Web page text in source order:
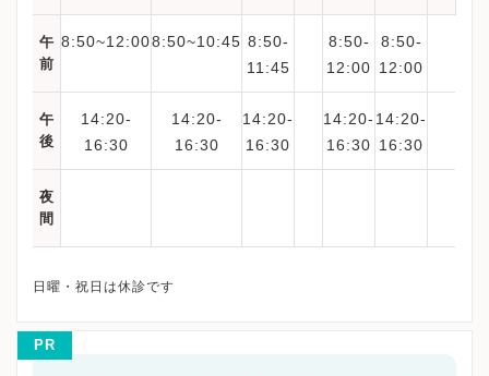
午
前
8:50~12:008:50~10:45 8:50-
11:45
8:50-
12:00
8:50-
12:00
午
後
14:20-
16:30
14:20-
16:30
14:20-
16:30
14:20-
16:30
14:20-
16:30
夜
間
PR